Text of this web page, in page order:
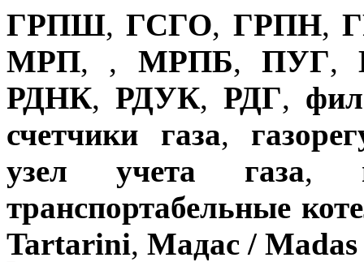
ГРПШ,ГСГО, ГРПН,
МРП, , МРПБ, ПУГ,
РДНК, РДУК, РДГ,
счетчики газа,
узел учета газа,
транспортабельные
Tartarini, Мадас / Madas